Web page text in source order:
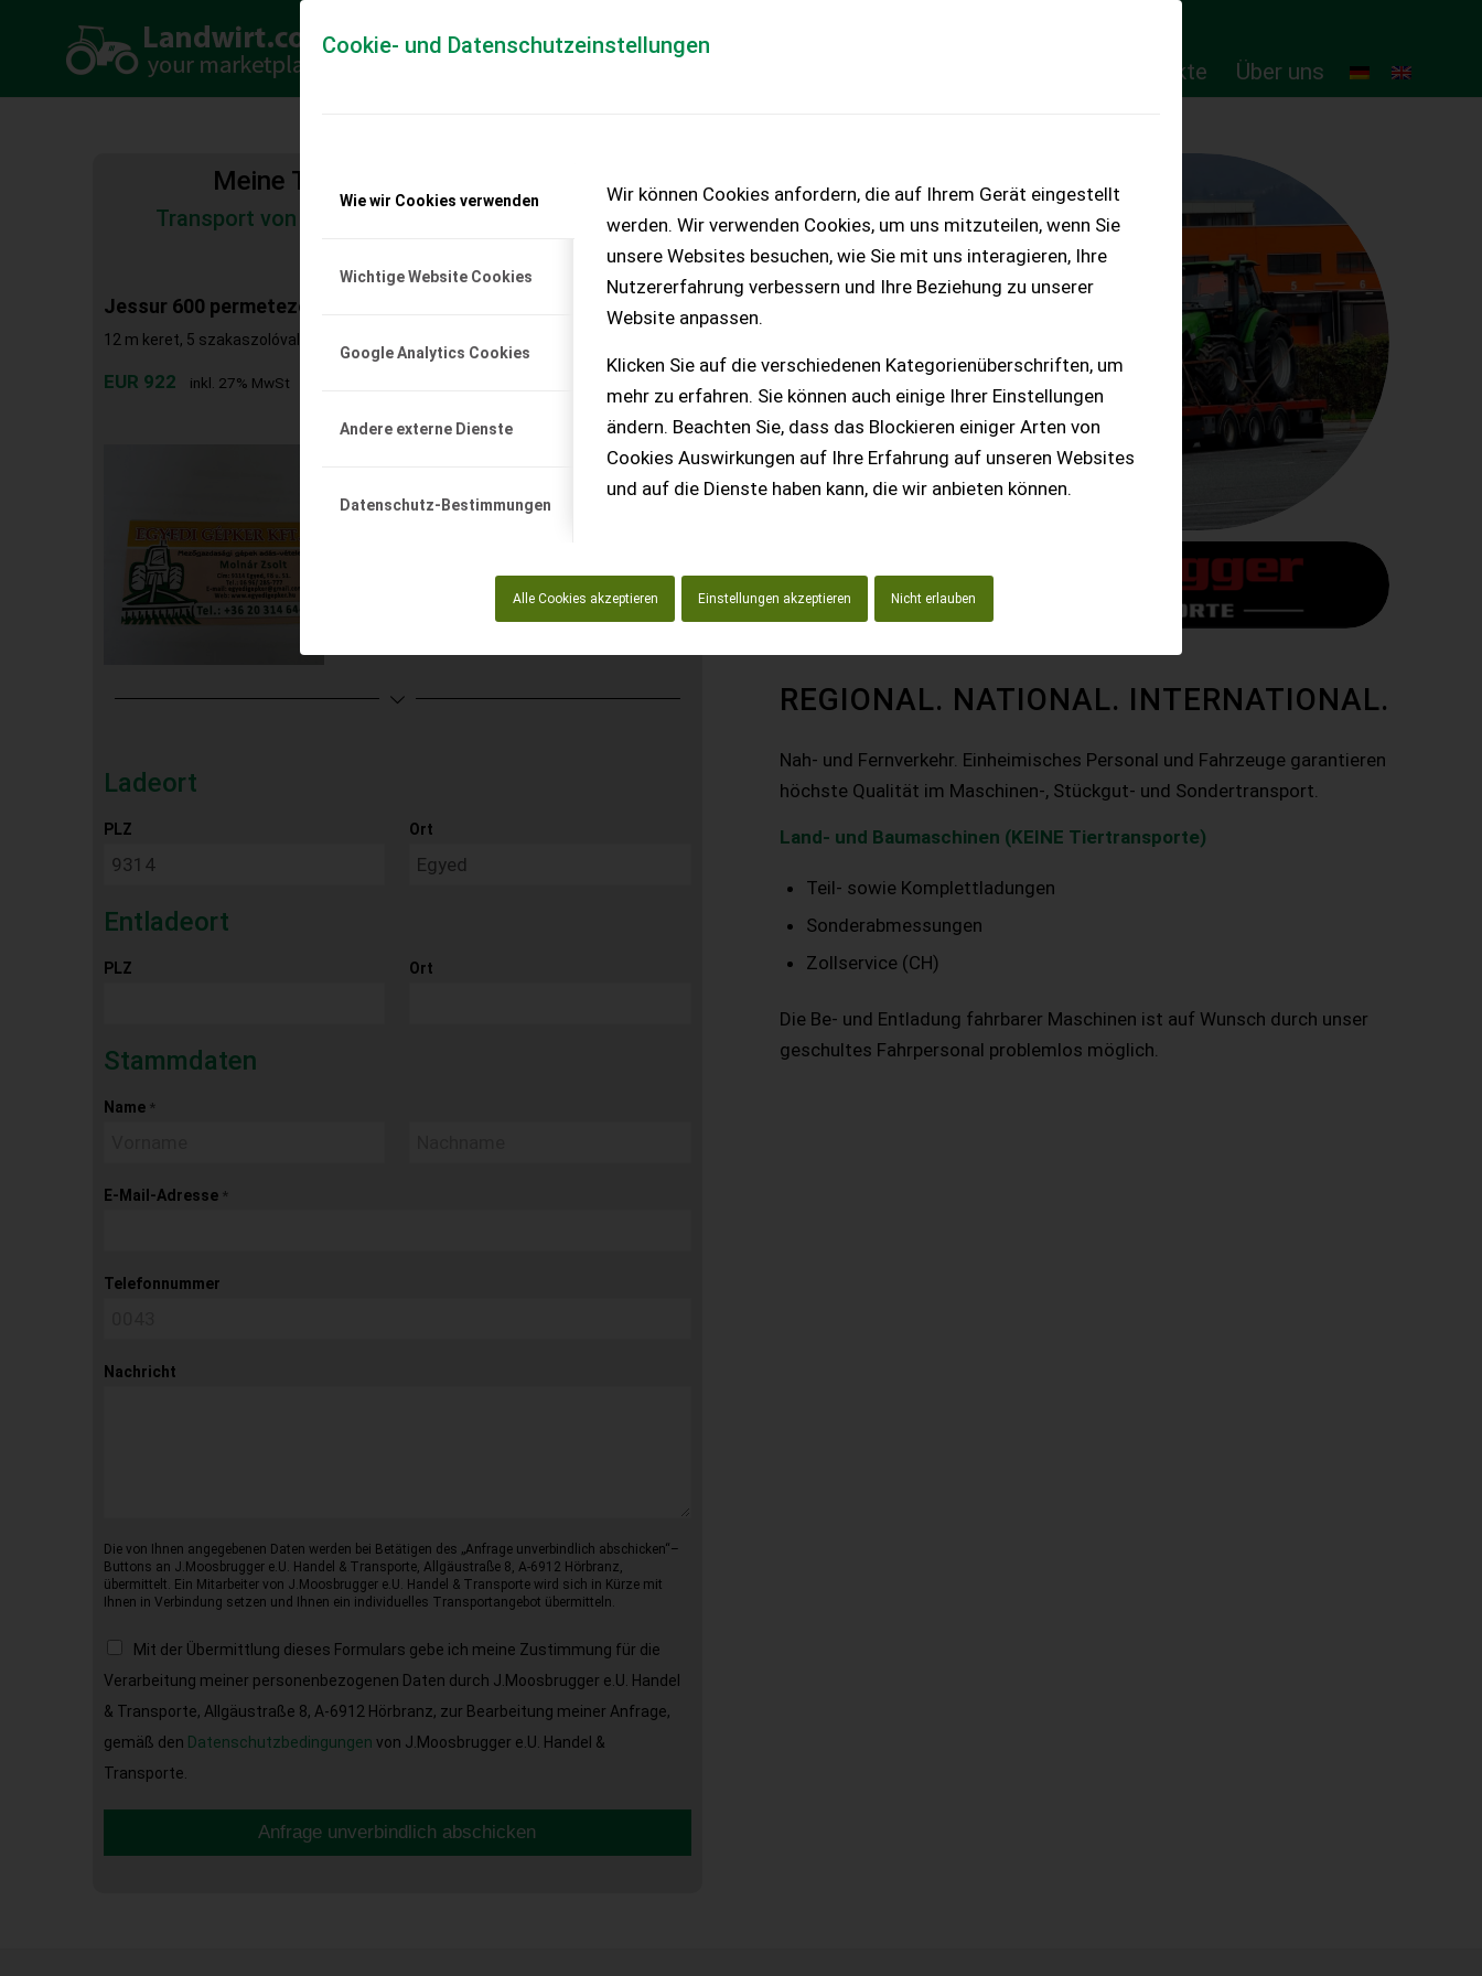
Cookie- und Datenschutzeinstellungen
Wie wir Cookies verwenden
Wichtige Website Cookies
Google Analytics Cookies
Andere externe Dienste
Datenschutz-Bestimmungen
Wir können Cookies anfordern, die auf Ihrem Gerät eingestellt
werden. Wir verwenden Cookies, um uns mitzuteilen, wenn Sie
unsere Websites besuchen, wie Sie mit uns interagieren, Ihre
Nutzererfahrung verbessern und Ihre Beziehung zu unserer
Website anpassen.
Klicken Sie auf die verschiedenen Kategorienüberschriften, um
mehr zu erfahren. Sie können auch einige Ihrer Einstellungen
ändern. Beachten Sie, dass das Blockieren einiger Arten von
Cookies Auswirkungen auf Ihre Erfahrung auf unseren Websites
und auf die Dienste haben kann, die wir anbieten können.
Alle Cookies akzeptieren Einstellungen akzeptieren Nicht erlauben
Online-Produkte Über uns
Meine Transportkostenanfrage
Transport von Land- und Baumaschinen – KEINE
Jessur 600 permetező
12 m keret, 5 szakaszolóval, jó állapotban eladó
EUR 922 inkl. 27% MwSt
Ladeort
PLZ Ort
Entladeort
PLZ Ort
Stammdaten
Name *
E-Mail-Adresse *
Telefonnummer
Nachricht
Die von Ihnen angegebenen Daten werden bei Betätigen des „Anfrage unverbindlich abschicken“–
Buttons an J.Moosbrugger e.U. Handel & Transporte, Allgäustraße 8, A-6912 Hörbranz,
übermittelt. Ein Mitarbeiter von J.Moosbrugger e.U. Handel & Transporte wird sich in Kürze mit
Ihnen in Verbindung setzen und Ihnen ein individuelles Transportangebot übermitteln.
Mit der Übermittlung dieses Formulars gebe ich meine Zustimmung für die
Verarbeitung meiner personenbezogenen Daten durch J.Moosbrugger e.U. Handel
& Transporte, Allgäustraße 8, A-6912 Hörbranz, zur Bearbeitung meiner Anfrage,
gemäß den Datenschutzbedingungen von J.Moosbrugger e.U. Handel &
Transporte.
Anfrage unverbindlich abschicken
REGIONAL. NATIONAL. INTERNATIONAL.
Nah- und Fernverkehr. Einheimisches Personal und Fahrzeuge garantieren
höchste Qualität im Maschinen-, Stückgut- und Sondertransport.
Land- und Baumaschinen (KEINE Tiertransporte)
Teil- sowie Komplettladungen
Sonderabmessungen
Zollservice (CH)
Die Be- und Entladung fahrbarer Maschinen ist auf Wunsch durch unser
geschultes Fahrpersonal problemlos möglich.